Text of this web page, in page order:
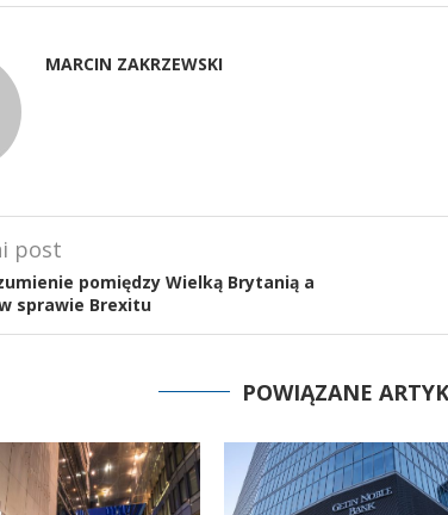
MARCIN ZAKRZEWSKI
post
pomiędzy Wielką Brytanią a
sprawie Brexitu
POWIĄZANE